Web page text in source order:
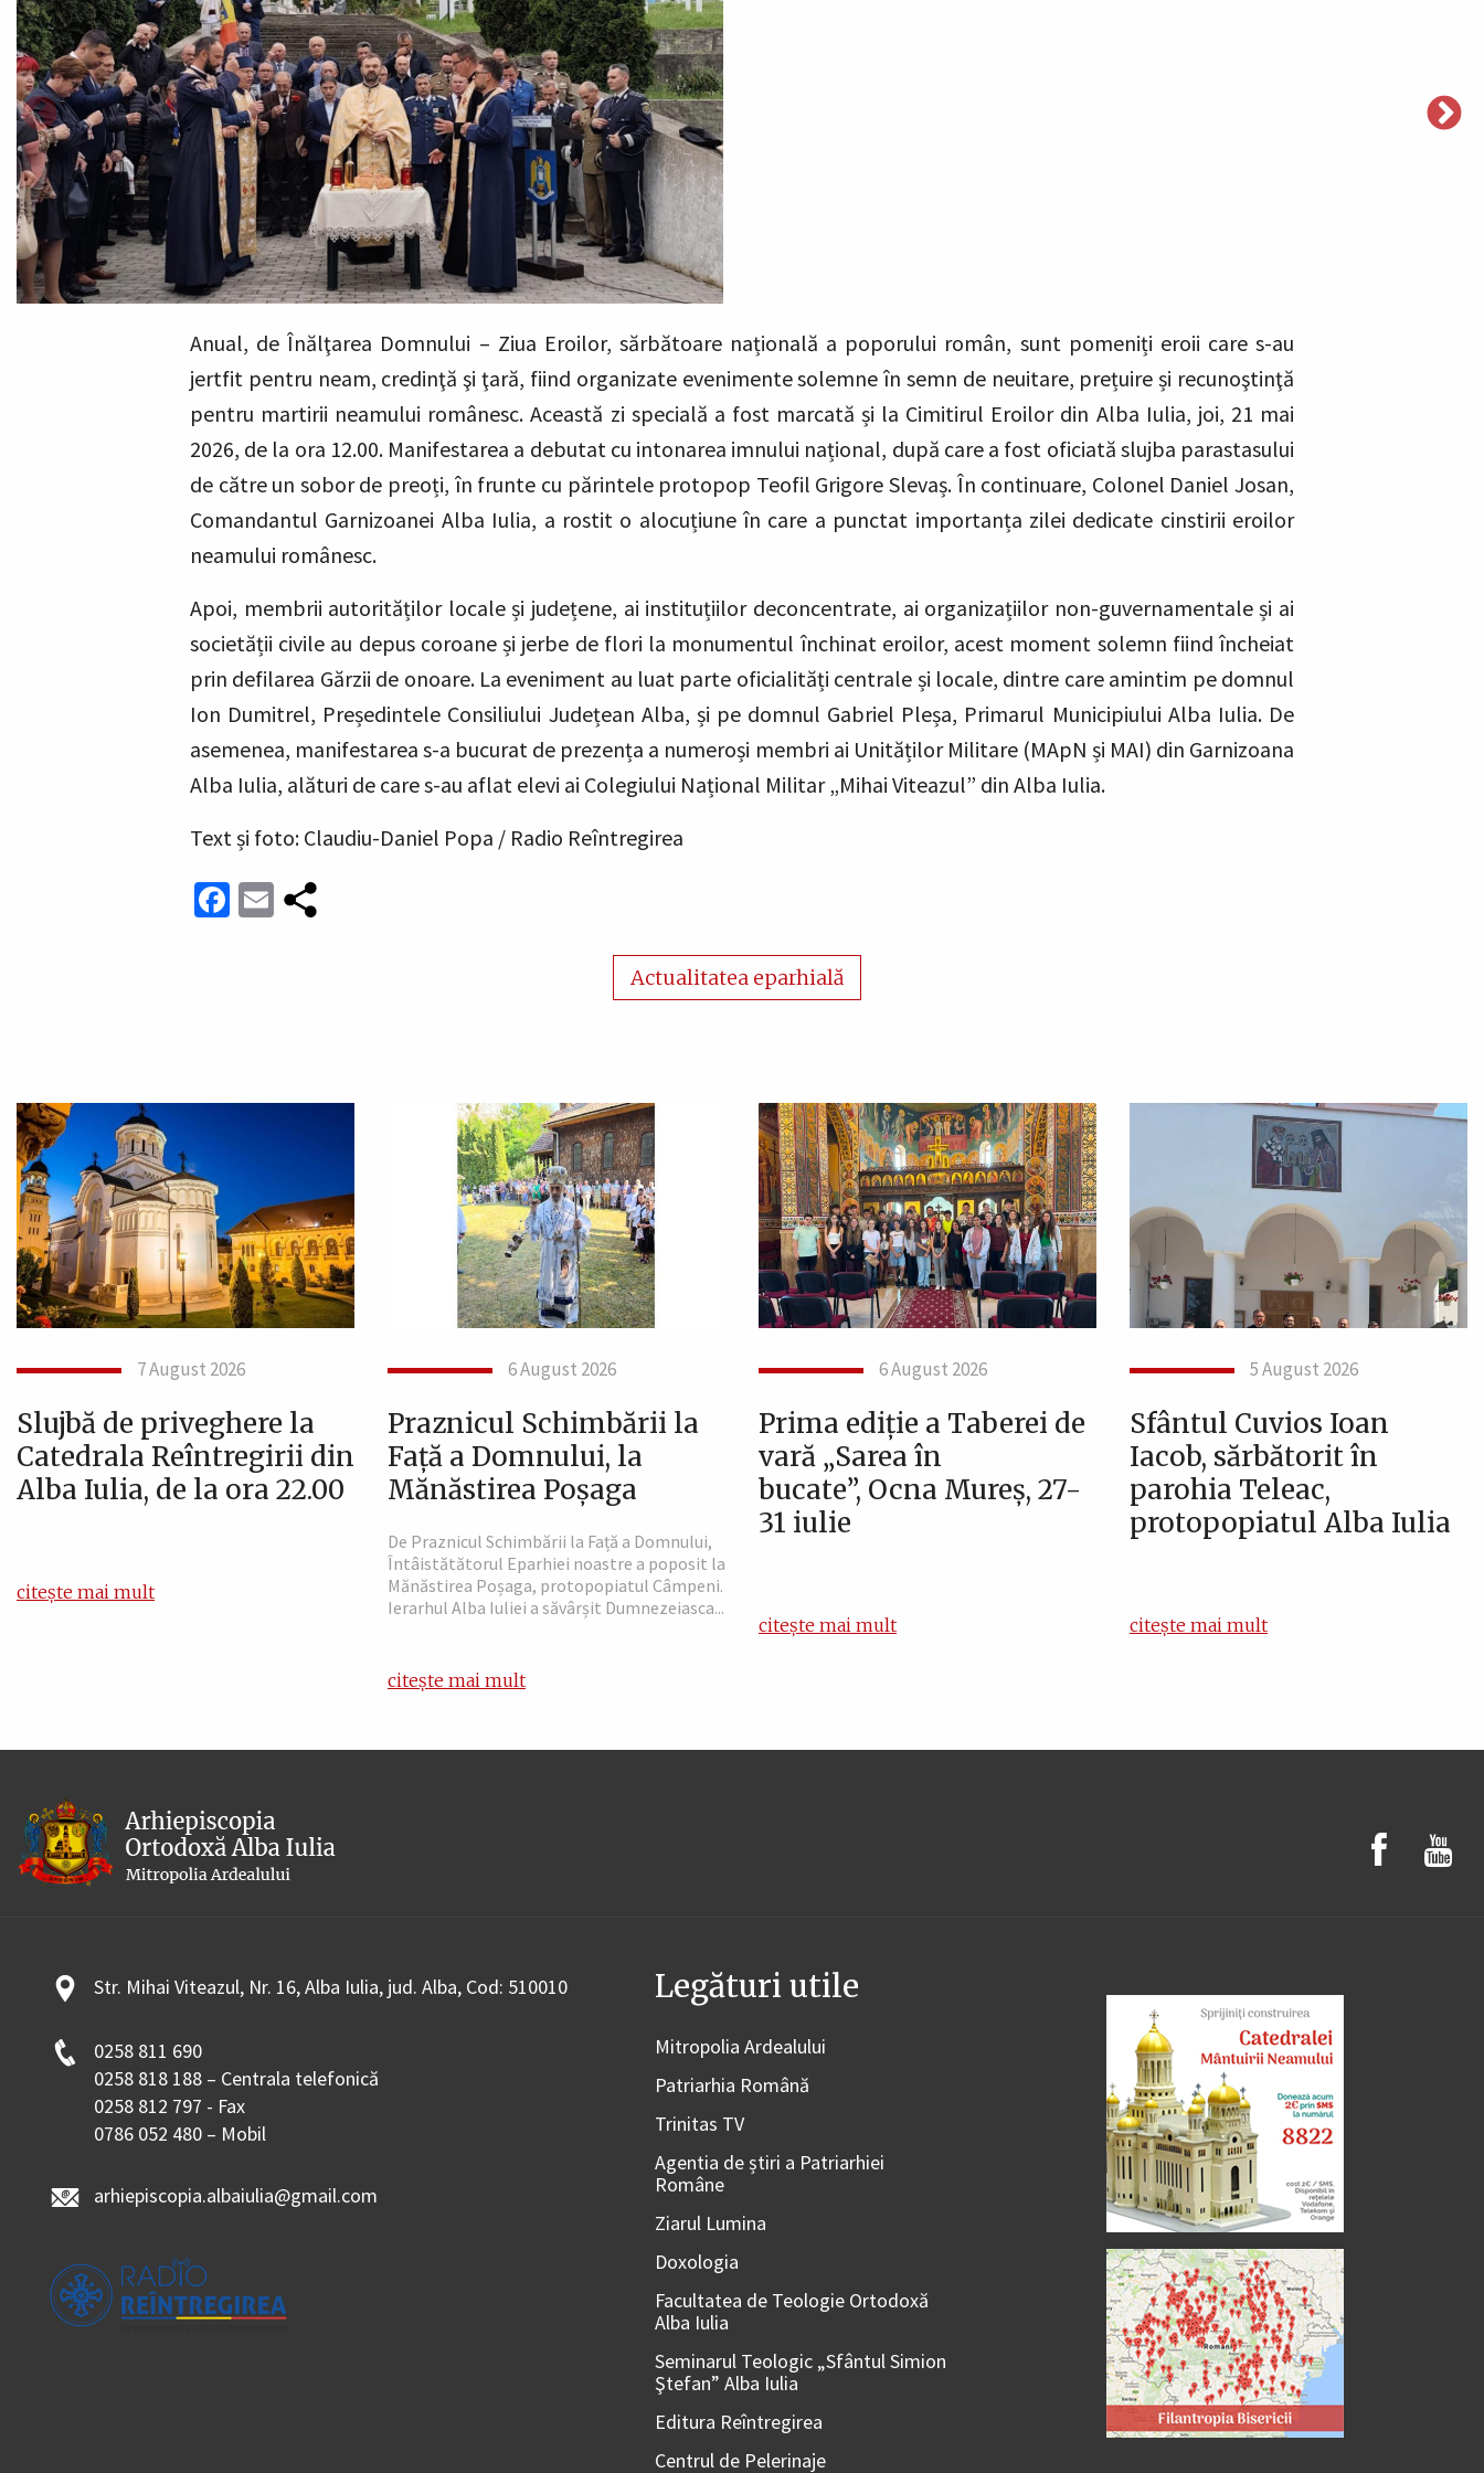
Anual, de Înălţarea Domnului – Ziua Eroilor, sărbătoare națională a poporului român, sunt pomeniți eroii care s-au
jertfit pentru neam, credinţă şi ţară, fiind organizate evenimente solemne în semn de neuitare, prețuire și recunoştinţă
pentru martirii neamului românesc. Această zi specială a fost marcată și la Cimitirul Eroilor din Alba Iulia, joi, 21 mai
2026, de la ora 12.00. Manifestarea a debutat cu intonarea imnului național, după care a fost oficiată slujba parastasului
de către un sobor de preoți, în frunte cu părintele protopop Teofil Grigore Slevaș. În continuare, Colonel Daniel Josan,
Comandantul Garnizoanei Alba Iulia, a rostit o alocuțiune în care a punctat importanța zilei dedicate cinstirii eroilor
neamului românesc.
Apoi, membrii autorităților locale și județene, ai instituțiilor deconcentrate, ai organizațiilor non-guvernamentale și ai
societății civile au depus coroane și jerbe de flori la monumentul închinat eroilor, acest moment solemn fiind încheiat
prin defilarea Gărzii de onoare. La eveniment au luat parte oficialități centrale și locale, dintre care amintim pe domnul
Ion Dumitrel, Președintele Consiliului Județean Alba, și pe domnul Gabriel Pleșa, Primarul Municipiului Alba Iulia. De
asemenea, manifestarea s-a bucurat de prezența a numeroși membri ai Unităților Militare (MApN și MAI) din Garnizoana
Alba Iulia, alături de care s-au aflat elevi ai Colegiului Național Militar „Mihai Viteazul” din Alba Iulia.
Text și foto: Claudiu-Daniel Popa / Radio Reîntregirea
Facebook
Email
Actualitatea eparhială
7 August 2026
Slujbă de priveghere la
Catedrala Reîntregirii din
Alba Iulia, de la ora 22.00
citește mai mult
6 August 2026
Praznicul Schimbării la
Față a Domnului, la
Mănăstirea Poșaga
De Praznicul Schimbării la Față a Domnului,
Întâistătătorul Eparhiei noastre a poposit la
Mănăstirea Poșaga, protopopiatul Câmpeni.
Ierarhul Alba Iuliei a săvârșit Dumnezeiasca...
citește mai mult
6 August 2026
Prima ediție a Taberei de
vară „Sarea în
bucate”, Ocna Mureș, 27-
31 iulie
citește mai mult
5 August 2026
Sfântul Cuvios Ioan
Iacob, sărbătorit în
parohia Teleac,
protopopiatul Alba Iulia
citește mai mult
Str. Mihai Viteazul, Nr. 16, Alba Iulia, jud. Alba, Cod: 510010
0258 811 690
0258 818 188 – Centrala telefonică
0258 812 797 - Fax
0786 052 480 – Mobil
arhiepiscopia.albaiulia@gmail.com
Legături utile
Mitropolia Ardealului
Patriarhia Română
Trinitas TV
Agentia de știri a Patriarhiei
Române
Ziarul Lumina
Doxologia
Facultatea de Teologie Ortodoxă
Alba Iulia
Seminarul Teologic „Sfântul Simion
Ştefan” Alba Iulia
Editura Reîntregirea
Centrul de Pelerinaje